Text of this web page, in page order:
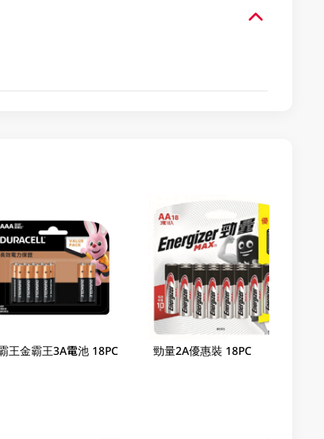
王金霸王3A電池 18PC 勁量2A優惠裝 18PC